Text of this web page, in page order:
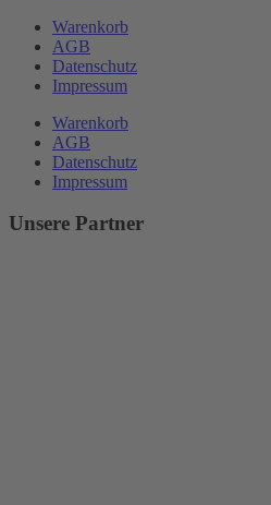
Warenkorb
AGB
Datenschutz
Impressum
Warenkorb
AGB
Datenschutz
Impressum
Unsere Partner